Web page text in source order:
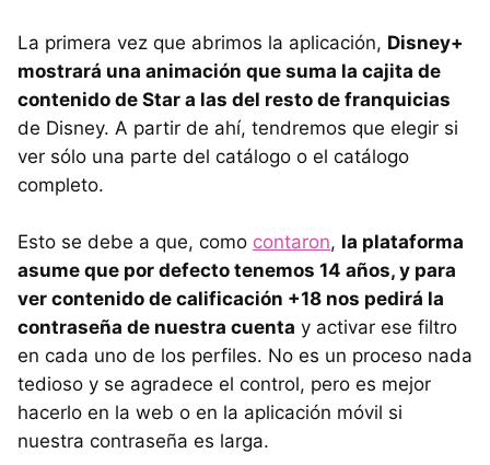
La primera vez que abrimos la aplicación, Disney+
mostrará una animación que suma la cajita de
contenido de Star a las del resto de franquicias
de Disney. A partir de ahí, tendremos que elegir si
ver sólo una parte del catálogo o el catálogo
completo.
Esto se debe a que, como contaron, la plataforma
asume que por defecto tenemos 14 años, y para
ver contenido de calificación +18 nos pedirá la
contraseña de nuestra cuenta y activar ese filtro
en cada uno de los perfiles. No es un proceso nada
tedioso y se agradece el control, pero es mejor
hacerlo en la web o en la aplicación móvil si
nuestra contraseña es larga.